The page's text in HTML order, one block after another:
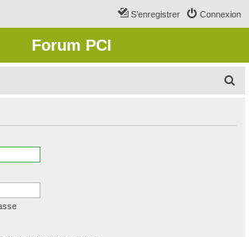
Connexion
S’enregistrer
Forum PCI